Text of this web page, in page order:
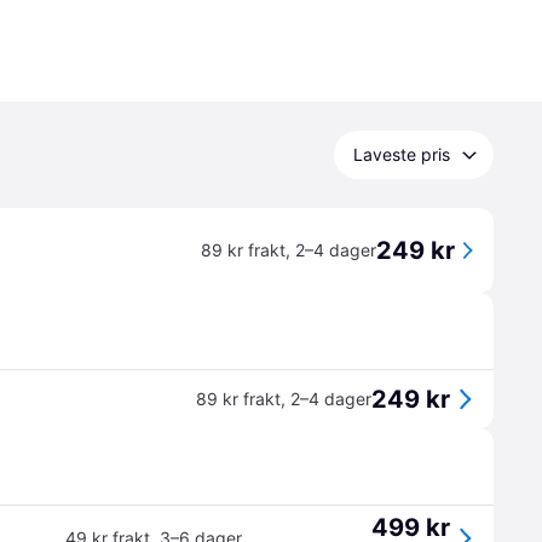
Laveste pris
89 kr frakt, 2–4 dager249 kr
89 kr frakt, 2–4 dager249 kr
49 kr frakt, 3–6 dager 499 kr